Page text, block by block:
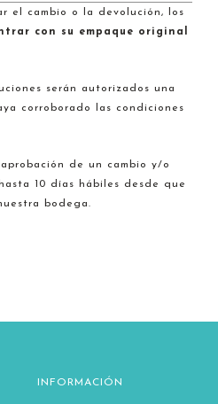
el cambio o la devolución, los
con su empaque original
serán autorizados una
corroborado las condiciones
de un cambio y/o
10 días hábiles desde que
bodega.
INFORMACIÓN